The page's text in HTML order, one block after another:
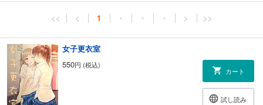
<< < 1 ・ ・ ・ > >>
女子更衣室
550円 (税込)
カート
試し読み